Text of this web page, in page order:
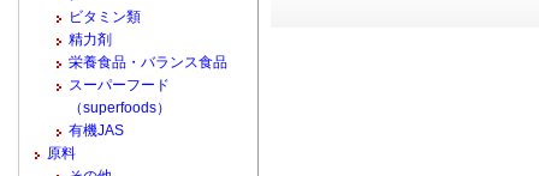
ビタミン類
精力剤
栄養食品・バランス食品
スーパーフード
（superfoods）
有機JAS
原料